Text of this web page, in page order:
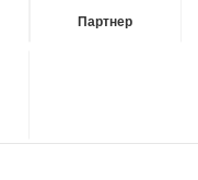
Партнер